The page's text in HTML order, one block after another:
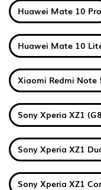
Huawei Mate 10 Pro
Huawei Mate 10
Xiaomi Redmi Note
Sony Xperia XZ1
Sony Xperia XZ1
Sony Xperia XZ1